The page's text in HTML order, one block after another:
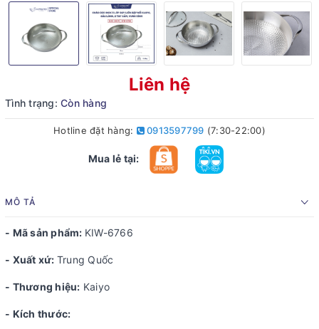
Liên hệ
Tình trạng: Còn hàng
Hotline đặt hàng: 0913597799 (7:30-22:00)
Mua lẻ tại:
MÔ TẢ
- Mã sản phẩm: KIW-6766
- Xuất xứ: Trung Quốc
- Thương hiệu: Kaiyo
- Kích thước: